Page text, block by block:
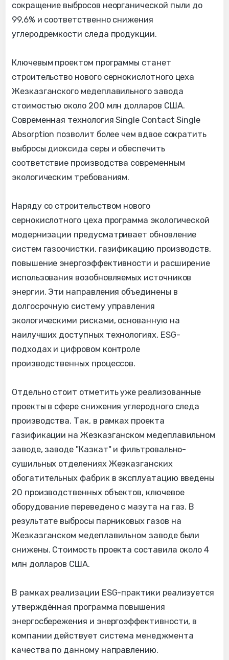
сокращение выбросов неорганической пыли до
99,6% и соответственно снижения
углеродремкости следа продукции.
Ключевым проектом программы станет
строительство нового сернокислотного цеха
Жезказганского медеплавильного завода
стоимостью около 200 млн долларов США.
Современная технология Single Contact Single
Absorption позволит более чем вдвое сократить
выбросы диоксида серы и обеспечить
соответствие производства современным
экологическим требованиям.
Наряду со строительством нового
сернокислотного цеха программа экологической
модернизации предусматривает обновление
систем газоочистки, газификацию производств,
повышение энергоэффективности и расширение
использования возобновляемых источников
энергии. Эти направления объединены в
долгосрочную систему управления
экологическими рисками, основанную на
наилучших доступных технологиях, ESG-
подходах и цифровом контроле
производственных процессов.
Отдельно стоит отметить уже реализованные
проекты в сфере снижения углеродного следа
производства. Так, в рамках проекта
газификации на Жезказганском медеплавильном
заводе, заводе "Казкат" и фильтровально-
сушильных отделениях Жезказганских
обогатительных фабрик в эксплуатацию введены
20 производственных объектов, ключевое
оборудование переведено с мазута на газ. В
результате выбросы парниковых газов на
Жезказганском медеплавильном заводе были
снижены. Стоимость проекта составила около 4
млн долларов США.
В рамках реализации ESG-практики реализуется
утверждённая программа повышения
энергосбережения и энергоэффективности, в
компании действует система менеджмента
качества по данному направлению.